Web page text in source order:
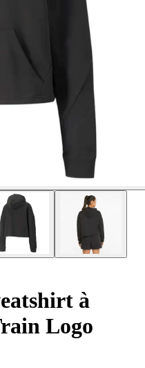
à
Logo